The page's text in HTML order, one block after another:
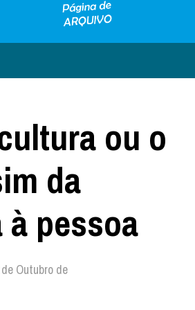
ou o
da
à pessoa
Outubro de